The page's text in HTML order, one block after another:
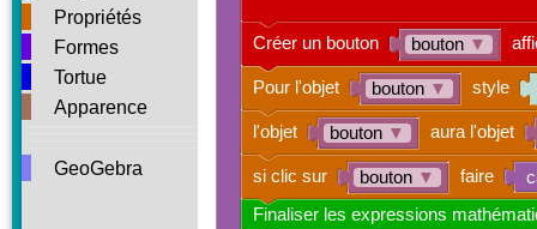
Propriétés
Formes
Tortue
Apparence
GeoGebra
bouton ▼
bouton ▼
bouton ▼
bouton ▼
Finaliser les expressions
si clic sur faire
l'objet aura l'objet
Pour l'objet style
Créer un bouton